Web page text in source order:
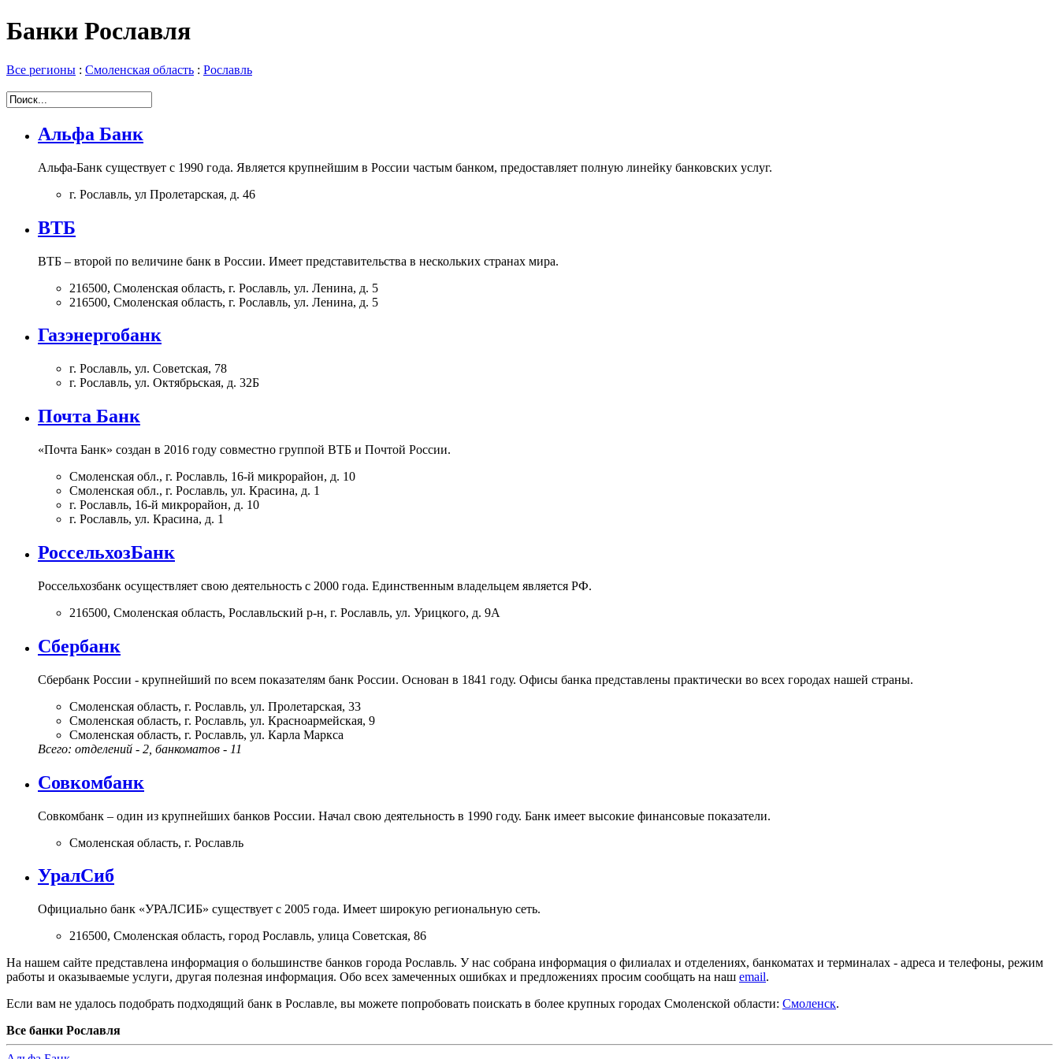
Банки Рославля
Все регионы : Смоленская область : Рославль
Альфа Банк
Альфа-Банк существует с 1990 года. Является крупнейшим в России частым банком, предоставляет полную линейку банковских услуг.
г. Рославль, ул Пролетарская, д. 46
ВТБ
ВТБ – второй по величине банк в России. Имеет представительства в нескольких странах мира.
216500, Смоленская область, г. Рославль, ул. Ленина, д. 5
216500, Смоленская область, г. Рославль, ул. Ленина, д. 5
Газэнергобанк
г. Рославль, ул. Советская, 78
г. Рославль, ул. Октябрьская, д. 32Б
Почта Банк
«Почта Банк» создан в 2016 году совместно группой ВТБ и Почтой России.
Смоленская обл., г. Рославль, 16-й микрорайон, д. 10
Смоленская обл., г. Рославль, ул. Красина, д. 1
г. Рославль, 16-й микрорайон, д. 10
г. Рославль, ул. Красина, д. 1
РоссельхозБанк
Россельхозбанк осуществляет свою деятельность с 2000 года. Единственным владельцем является РФ.
216500, Смоленская область, Рославльский р-н, г. Рославль, ул. Урицкого, д. 9А
Сбербанк
Сбербанк России - крупнейший по всем показателям банк России. Основан в 1841 году. Офисы банка представлены практически во всех городах нашей страны.
Смоленская область, г. Рославль, ул. Пролетарская, 33
Смоленская область, г. Рославль, ул. Красноармейская, 9
Смоленская область, г. Рославль, ул. Карла Маркса
Всего: отделений - 2, банкоматов - 11
Совкомбанк
Совкомбанк – один из крупнейших банков России. Начал свою деятельность в 1990 году. Банк имеет высокие финансовые показатели.
Смоленская область, г. Рославль
УралСиб
Официально банк «УРАЛСИБ» существует с 2005 года. Имеет широкую региональную сеть.
216500, Смоленская область, город Рославль, улица Советская, 86
На нашем сайте представлена информация о большинстве банков города Рославль. У нас собрана информация о филиалах и отделениях, банкоматах и терминалах - адреса и телефоны, режим
работы и оказываемые услуги, другая полезная информация. Обо всех замеченных ошибках и предложениях просим сообщать на наш email.
Если вам не удалось подобрать подходящий банк в Рославле, вы можете попробовать поискать в более крупных городах Смоленской области: Смоленск.
Все банки Рославля